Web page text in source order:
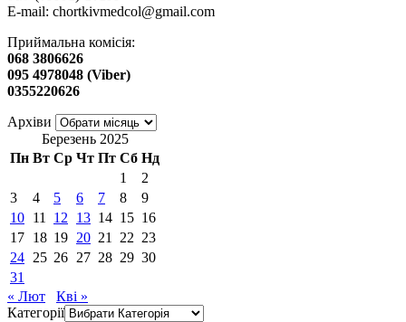
E-mail: chortkivmedcol@gmail.com
Приймальна комісія:
068 3806626
095 4978048 (Viber)
0355220626
Архіви
Березень 2025
Пн Вт Ср Чт Пт Сб Нд
1
2
3
4 5 6 7 8
9
10 11 12 13 14 15 16
17 18 19 20 21 22 23
24 25 26 27 28 29 30
31
« Лют
Кві »
Категорії